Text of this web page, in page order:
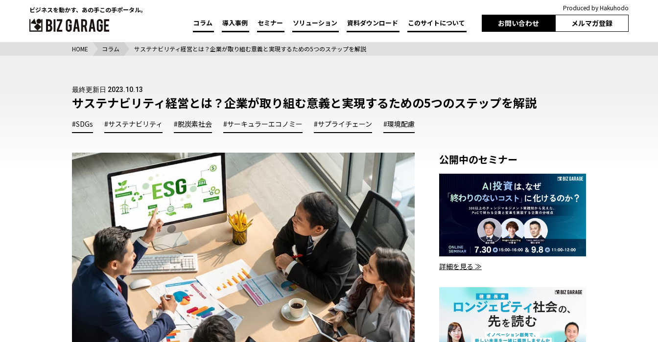
ビジネスを動かす、 あの手この手ポータル。
お問い合わせ メルマガ登録
コラム 導入事例 セミナー ソリューション 資料ダウンロード このサイトについて
Produced by Hakuhodo
HOME コラム サステナビリティ経営とは？企業が取り組む意義と実現するための5つのステップを解説
最終更新日 2023.10.13
サステナビリティ経営とは？企業が取り組む意義と実現するための5つのステップを解説
#SDGs #サステナビリティ #脱炭素社会 #サーキュラーエコノミー #サプライチェーン #環境配慮
公開中のセミナー
詳細を見る ≫